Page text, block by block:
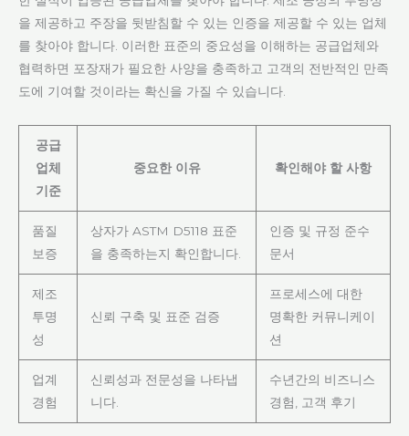
을 제공하고 주장을 뒷받침할 수 있는 인증을 제공할 수 있는 업체
를 찾아야 합니다. 이러한 표준의 중요성을 이해하는 공급업체와
협력하면 포장재가 필요한 사양을 충족하고 고객의 전반적인 만족
도에 기여할 것이라는 확신을 가질 수 있습니다.
공급
업체
기준
중요한 이유 확인해야 할 사항
품질
보증
상자가 ASTM D5118 표준
을 충족하는지 확인합니다.
인증 및 규정 준수
문서
제조
투명
성
신뢰 구축 및 표준 검증
프로세스에 대한
명확한 커뮤니케이
션
업계
경험
신뢰성과 전문성을 나타냅
니다.
수년간의 비즈니스
경험, 고객 후기